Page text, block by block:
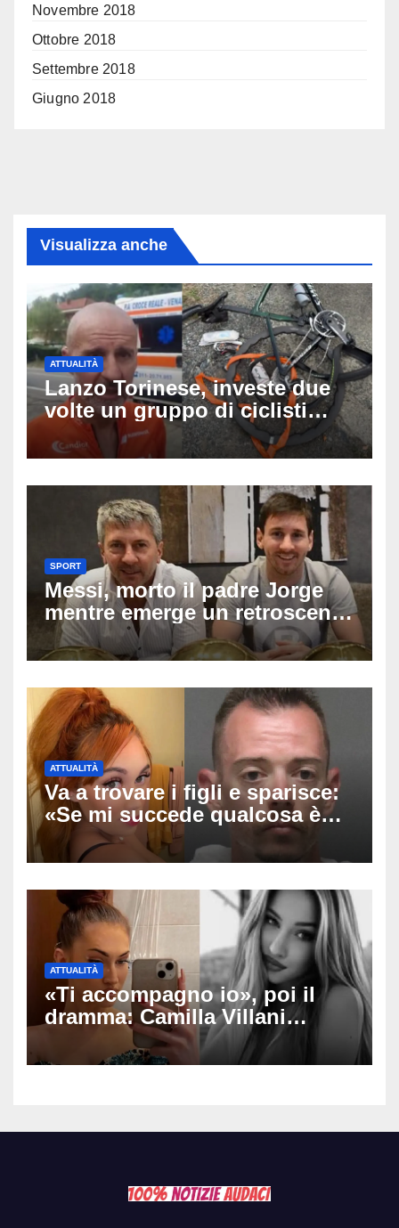
Novembre 2018
Ottobre 2018
Settembre 2018
Giugno 2018
Visualizza anche
ATTUALITÀ
Lanzo Torinese, investe due
volte un gruppo di ciclisti
dopo una lite: arrestato
73enne, il racconto choc di un
SPORT
Messi, morto il padre Jorge
mentre emerge un retroscena
choc: le minacce di morte al
fuoriclasse durante i Mondiali
ATTUALITÀ
Va a trovare i figli e sparisce:
«Se mi succede qualcosa è
stato lui», Tatiana McIntyre
trovata morta a Fresno
ATTUALITÀ
«Ti accompagno io», poi il
dramma: Camilla Villani
muore a 20 anni dopo lo
schianto contro un muro,